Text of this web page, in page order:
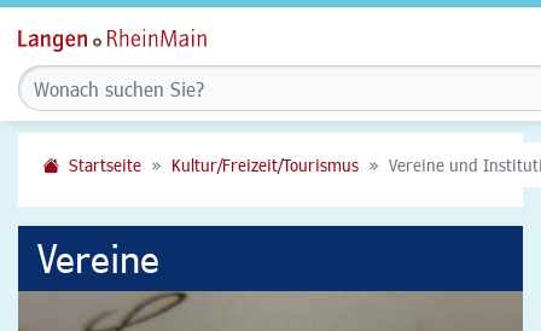
Startseite Kultur/Freizeit/Tourismus Vereine und
Vereine